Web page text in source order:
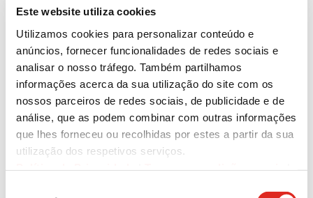
Este website utiliza cookies
Utilizamos cookies para personalizar conteúdo e
anúncios, fornecer funcionalidades de redes sociais e
analisar o nosso tráfego. Também partilhamos
informações acerca da sua utilização do site com os
nossos parceiros de redes sociais, de publicidade e de
análise, que as podem combinar com outras informações
que lhes forneceu ou recolhidas por estes a partir da sua
utilização dos respetivos serviços.
seguro e confortável durante as operações diárias. O
feedback das equipes destacou não apenas o
conforto do design leve, mas também a qualidade
de áudio aprimorada e a maior duração da bateria,
que facilitam turnos de trabalho longos em
ambientes exigentes.
Com base no sucesso da primeira introdução, a
Allnex Tailândia planeja expandir seu ecossistema
i.safe MOBILE. Os planos futuros de aquisição
incluem o conjunto de carregadores de mesa IS-
DC440.1, para garantir uma gestão ideal dos